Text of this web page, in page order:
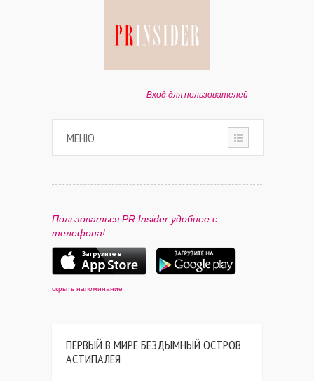
Вход для пользователей
МЕНЮ
ПАРТНЕРАМ
КОНТАКТЫ
Пользоваться PR Insider удобнее с
телефона!
скрыть напоминание
ПЕРВЫЙ В МИРЕ БЕЗДЫМНЫЙ ОСТРОВ
АСТИПАЛЕЯ